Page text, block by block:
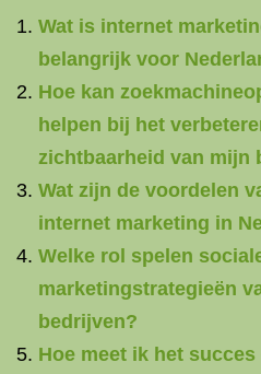
Wat is internet
belangrijk voor
Hoe kan
helpen bij het
zichtbaarheid van mijn
Wat zijn de voordelen
internet marketing in
Welke rol spelen
marketingstrategieën
bedrijven?
Hoe meet ik het